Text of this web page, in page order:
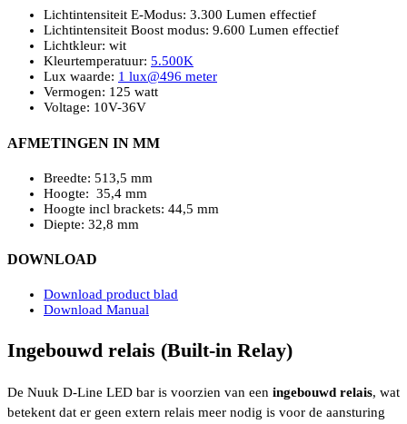
Lichtintensiteit E-Modus: 3.300 Lumen effectief
Lichtintensiteit Boost modus: 9.600 Lumen effectief
Lichtkleur: wit
Kleurtemperatuur: 5.500K
Lux waarde: 1 lux@496 meter
Vermogen: 125 watt
Voltage: 10V-36V
AFMETINGEN IN MM
Breedte: 513,5 mm
Hoogte: 35,4 mm
Hoogte incl brackets: 44,5 mm
Diepte: 32,8 mm
DOWNLOAD
Download product blad
Download Manual
Ingebouwd relais (Built-in Relay)
De Nuuk D-Line LED bar is voorzien van een ingebouwd relais, wat
betekent dat er geen extern relais meer nodig is voor de aansturing